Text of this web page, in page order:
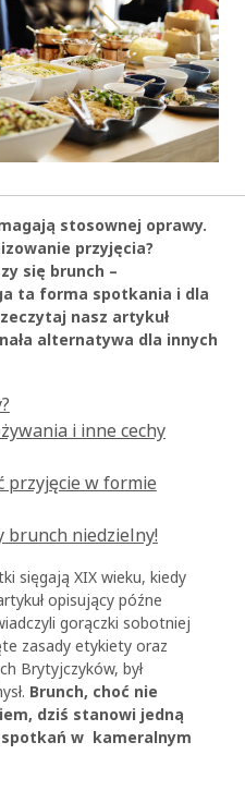
stosownej oprawy.
przyjęcia?
się brunch –
ta forma spotkania i dla
nasz artykuł
alternatywa dla innych
i inne cechy
przyjęcie w formie
brunch niedzielny!
sięgają XIX wieku, kiedy
opisujący późne
gorączki sobotniej
zasady etykiety oraz
Brytyjczyków, był
Brunch, choć nie
dziś stanowi jedną
w kameralnym